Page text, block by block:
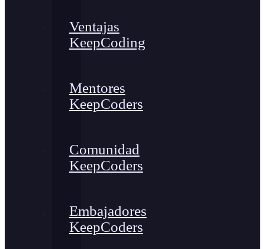
Ventajas
KeepCoding
Mentores
KeepCoders
Comunidad
KeepCoders
Embajadores
KeepCoders